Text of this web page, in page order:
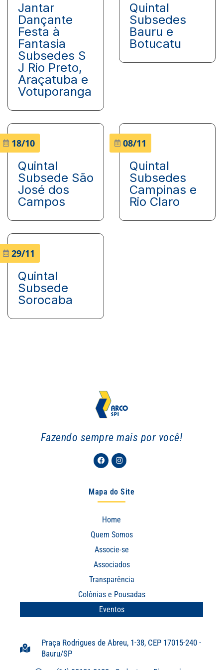
Jantar
Dançante
Festa à
Fantasia
Subsedes S
J Rio Preto,
Araçatuba e
Votuporanga
Quintal
Subsedes
Bauru e
Botucatu
18/10
Quintal
Subsede São
José dos
Campos
08/11
Quintal
Subsedes
Campinas e
Rio Claro
29/11
Quintal
Subsede
Sorocaba
Fazendo sempre mais por você!
FacebookInstagram
Mapa do Site
Home
Quem Somos
Associe-se
Associados
Transparência
Colônias e Pousadas
Eventos
Praça Rodrigues de Abreu, 1-38, CEP 17015-240 -
Bauru/SP